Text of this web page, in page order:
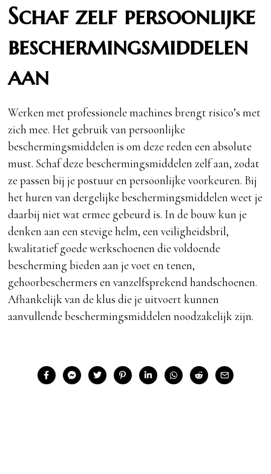
Schaf zelf persoonlijke
beschermingsmiddelen
aan
Werken met professionele machines brengt risico’s met
zich mee. Het gebruik van persoonlijke
beschermingsmiddelen is om deze reden een absolute
must. Schaf deze beschermingsmiddelen zelf aan, zodat
ze passen bij je postuur en persoonlijke voorkeuren. Bij
het huren van dergelijke beschermingsmiddelen weet je
daarbij niet wat ermee gebeurd is. In de bouw kun je
denken aan een stevige helm, een veiligheidsbril,
kwalitatief goede werkschoenen die voldoende
bescherming bieden aan je voet en tenen,
gehoorbeschermers en vanzelfsprekend handschoenen.
Afhankelijk van de klus die je uitvoert kunnen
aanvullende beschermingsmiddelen noodzakelijk zijn.